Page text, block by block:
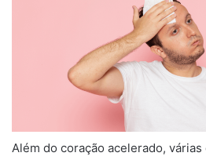
Além do coração acelerado,